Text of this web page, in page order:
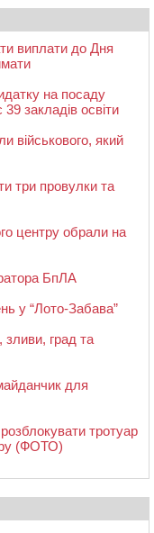
виплати до Дня
на посаду
закладів освіти
військового, який
три провулки та
центру обрали на
БпЛА
у “Лото-Забава”
зливи, град та
для
тротуар
(ФОТО)